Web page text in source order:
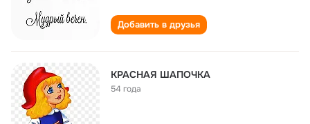
Добавить в друзья
КРАСНАЯ ШАПОЧКА
54 года